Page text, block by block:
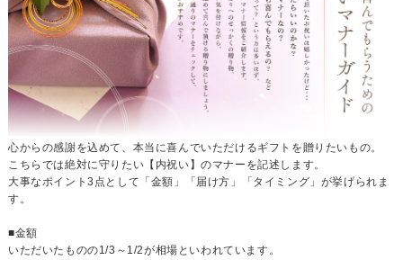
心からの感謝を込めて、本当に喜んでいただけるギフトを贈りたいもの。
こちらでは絶対に守りたい【内祝い】のマナーを記述します。
大事なポイント3点として「金額」「届け方」「タイミング」が挙げられま
す。
■金額
いただいたものの1/3～1/2が相場といわれています。